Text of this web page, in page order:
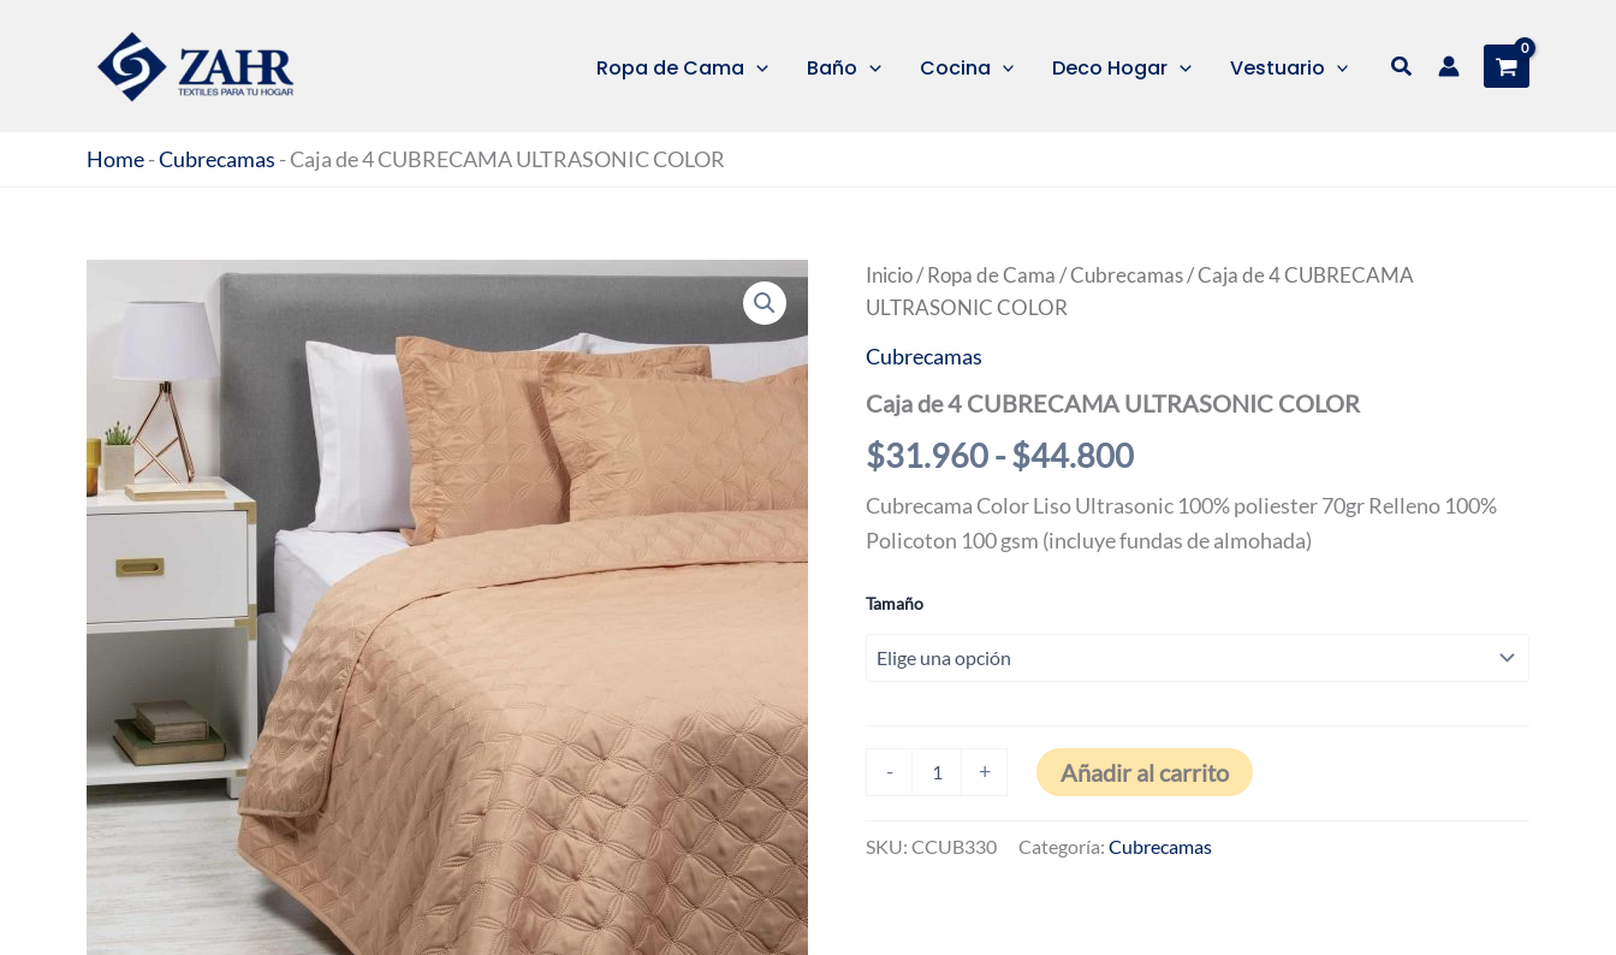
Ropa de Cama Baño Cocina Deco Hogar Vestuario Buscar
Home-Cubrecamas -Caja de 4 CUBRECAMA ULTRASONIC COLOR
Inicio/ Ropa de Cama /Cubrecamas/ Caja de 4 CUBRECAMA
ULTRASONIC COLOR
Cubrecamas
Caja de 4 CUBRECAMA ULTRASONIC COLOR
$31.960-$44.800Rango
de
precios:
$44.800
Cubrecama Color Liso Ultrasonic 100% poliester 70gr Relleno 100%
Policoton 100 gsm (incluye fundas de almohada)
Tamaño
-
ULTRASONIC
+ Añadir al carrito
SKU: CCUB330 Categoría: Cubrecamas